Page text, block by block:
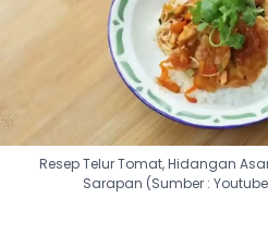
Resep Telur Tomat, Hidangan
Sarapan (Sumber :